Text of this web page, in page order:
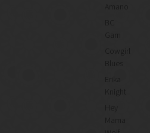
Cowgirl
Knight
Mama